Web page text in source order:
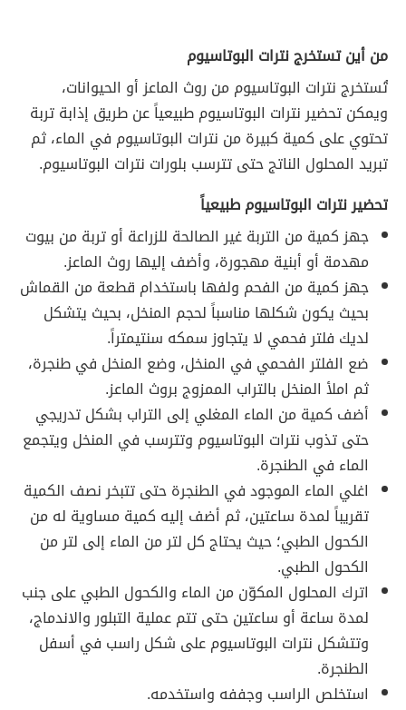
من أين تستخرج نترات البوتاسيوم
تُستخرج نترات البوتاسيوم من روث الماعز أو الحيوانات،
ويمكن تحضير نترات البوتاسيوم طبيعياً عن طريق إذابة تربة
تحتوي على كمية كبيرة من نترات البوتاسيوم في الماء، ثم
تبريد المحلول الناتج حتى تترسب بلورات نترات البوتاسيوم.
تحضير نترات البوتاسيوم طبيعياً
جهز كمية من التربة غير الصالحة للزراعة أو تربة من بيوت
مهدمة أو أبنية مهجورة، وأضف إليها روث الماعز.
جهز كمية من الفحم ولفها باستخدام قطعة من القماش
بحيث يكون شكلها مناسباً لحجم المنخل، بحيث يتشكل
لديك فلتر فحمي لا يتجاوز سمكه سنتيمتراً.
ضع الفلتر الفحمي في المنخل، وضع المنخل في طنجرة،
ثم املأ المنخل بالتراب الممزوج بروث الماعز.
أضف كمية من الماء المغلي إلى التراب بشكل تدريجي
حتى تذوب نترات البوتاسيوم وتترسب في المنخل ويتجمع
الماء في الطنجرة.
اغلي الماء الموجود في الطنجرة حتى تتبخر نصف الكمية
تقريباً لمدة ساعتين، ثم أضف إليه كمية مساوية له من
الكحول الطبي؛ حيث يحتاج كل لتر من الماء إلى لتر من
الكحول الطبي.
اترك المحلول المكوّن من الماء والكحول الطبي على جنب
لمدة ساعة أو ساعتين حتى تتم عملية التبلور والاندماج،
وتتشكل نترات البوتاسيوم على شكل راسب في أسفل
الطنجرة.
استخلص الراسب وجففه واستخدمه.